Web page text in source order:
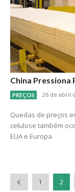
China Pressiona
PREÇOS 26 de abril
Quedas de preços
celulose também
EUA e Europa
1 2